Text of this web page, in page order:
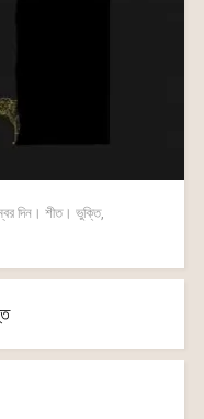
দিন। শীত। ভুক্তি,